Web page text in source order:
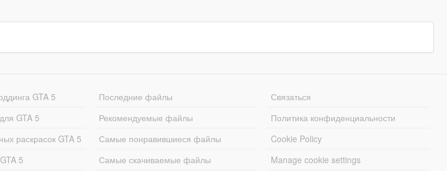
GTA 5
GTA 5
раскрасок GTA 5
5
Последние файлы
Рекомендуемые файлы
Самые понравившиеся файлы
Самые скачиваемые файлы
Связаться
Политика конфиденциальности
Cookie Policy
Manage cookie settings